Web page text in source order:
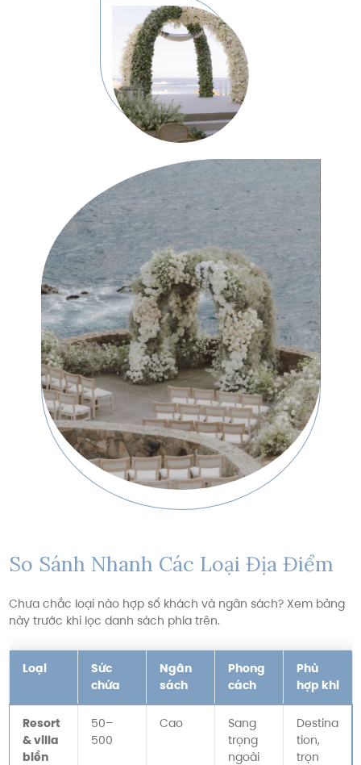
So Sánh Nhanh Các Loại Địa Điểm
Chưa chắc loại nào hợp số khách và ngân sách? Xem bảng
này trước khi lọc danh sách phía trên.
Loại
Sức
chứa
Ngân
sách
Phong
cách
Phù
hợp khi
Resort
& villa
biển
50–
500
Cao
Sang
trọng
ngoài
Destina
tion,
trọn